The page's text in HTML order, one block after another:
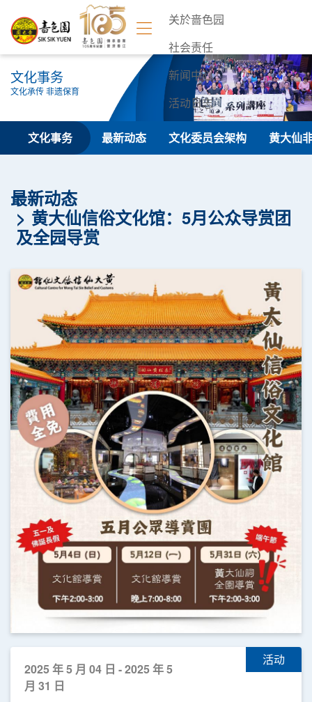
关於啬色园
社会责任
新闻中心
活动日志
联络我们
文化事务
文化承传 非遗保育
文化事务 最新动态 文化委员会架构 黄大仙
最新动态
黄大仙信俗文化馆：5月公众导赏团
及全园导赏
活动
2025 年 5 月 04 日 - 2025 年 5
月 31 日